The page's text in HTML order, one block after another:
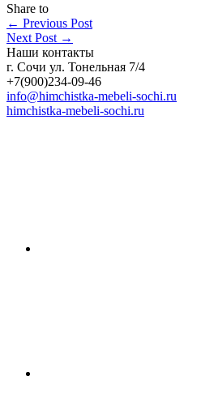
Share to
← Previous Post
Next Post →
Наши контакты
г. Сочи ул. Тонельная 7/4
+7(900)234-09-46
info@himchistka-mebeli-sochi.ru
himchistka-mebeli-sochi.ru